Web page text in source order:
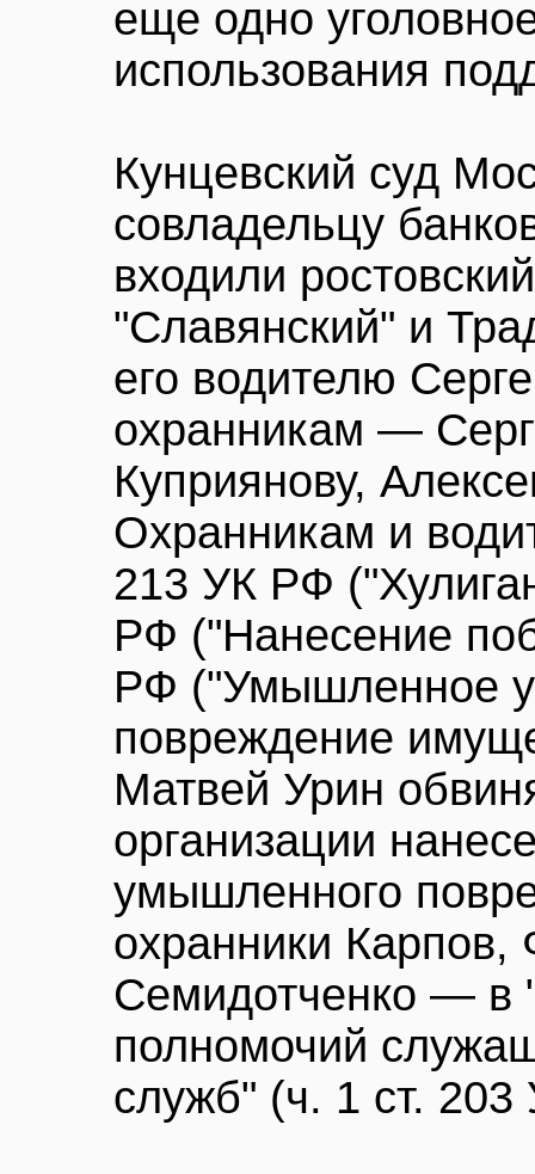
еще одно
использования
Кунцевский суд
совладельцу
входили
"Славянский" и
его водителю
охранникам —
Куприянову,
Охранникам и
213 УК РФ
РФ ("Нанесение
РФ ("Умышленное
повреждение
Матвей Урин
организации
умышленного
охранники
Семидотченко — в
полномочий
служб" (ч. 1 ст.